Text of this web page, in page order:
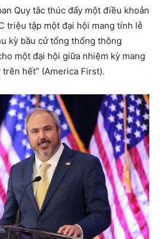
Quy tắc thúc đẩy một điều khoản
triệu tập một đại hội mang tính lễ
kỳ bầu cử tổng thống thông
một đại hội giữa nhiệm kỳ mang
hết” (America First).